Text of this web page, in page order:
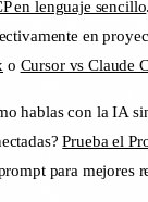
en lenguaje sencillo
en
o Cursor vs Claude
hablas con la IA
Prueba el
para mejores